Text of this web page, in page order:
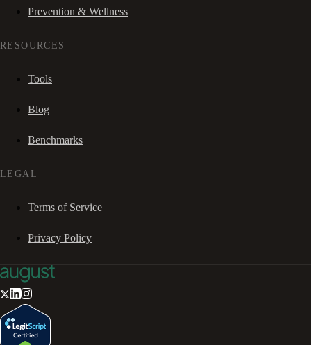
Prevention & Wellness
RESOURCES
Tools
Blog
Benchmarks
LEGAL
Terms of Service
Privacy Policy